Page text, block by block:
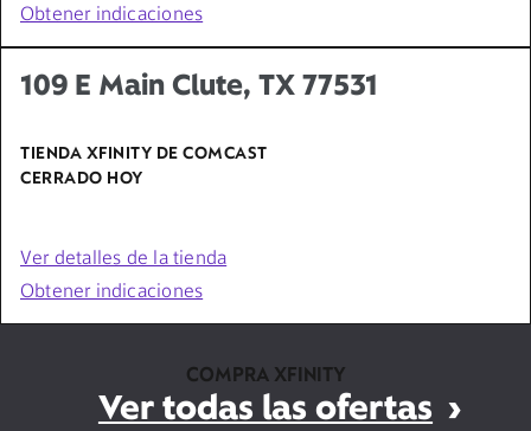
Obtener indicaciones
109 E Main Clute, TX 77531
TIENDA XFINITY DE COMCAST
CERRADO HOY
Ver detalles de la tienda
Obtener indicaciones
COMPRA XFINITY
Ver todas las ofertas